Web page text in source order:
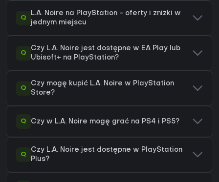
Q
L.A. Noire na PlayStation - oferty i zniżki w
jednym miejscu
Q
Czy L.A. Noire jest dostępne w EA Play lub
Ubisoft+ na PlayStation?
Q
Czy mogę kupić L.A. Noire w PlayStation
Store?
Q Czy w L.A. Noire mogę grać na PS4 i PS5?
Q
Czy L.A. Noire jest dostępne w PlayStation
Plus?